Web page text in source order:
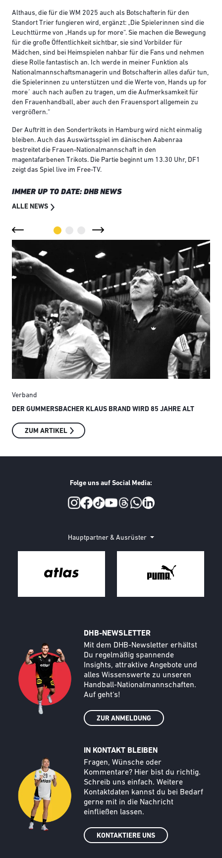
Althaus, die für die WM 2025 auch als Botschafterin für den
Standort Trier fungieren wird, ergänzt: „Die Spielerinnen sind die
Leuchttürme von „Hands up for more“. Sie machen die Bewegung
für die große Öffentlichkeit sichtbar, sie sind Vorbilder für
Mädchen, sind bei Heimspielen nahbar für die Fans und nehmen
diese Rolle fantastisch an. Ich werde in meiner Funktion als
Nationalmannschaftsmanagerin und Botschafterin alles dafür tun,
die Spielerinnen zu unterstützen und die Werte von, Hands up for
more´ auch nach außen zu tragen, um die Aufmerksamkeit für
den Frauenhandball, aber auch den Frauensport allgemein zu
vergrößern.“
Der Auftritt in den Sondertrikots in Hamburg wird nicht einmalig
bleiben. Auch das Auswärtsspiel im dänischen Aabenraa
bestreitet die Frauen-Nationalmannschaft in den
magentafarbenen Trikots. Die Partie beginnt um 13.30 Uhr, DF1
zeigt das Spiel live im Free-TV.
IMMER UP TO DATE: DHB NEWS
ALLE NEWS
Verband
DER GUMMERSBACHER KLAUS BRAND WIRD 85 JAHRE ALT
ZUM ARTIKEL
Folge uns auf Social Media:
Hauptpartner & Ausrüster
DHB-NEWSLETTER
Text
Mit dem DHB-Newsletter erhältst
Du regelmäßig spannende
Insights, attraktive Angebote und
alles Wissenswerte zu unseren
Handball-Nationalmannschaften.
Auf geht‘s!
ZUR ANMELDUNG
Call to action image
IN KONTAKT BLEIBEN
Text
Fragen, Wünsche oder
Kommentare? Hier bist du richtig.
Schreib uns einfach. Weitere
Kontaktdaten kannst du bei Bedarf
gerne mit in die Nachricht
einfließen lassen.
KONTAKTIERE UNS